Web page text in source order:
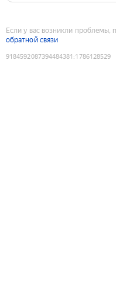
Если у вас возникли проблемы,
обратной связи
9184592087394484381 :1786128529